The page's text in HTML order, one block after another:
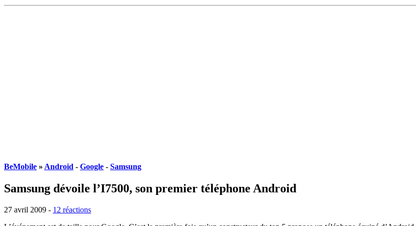
BeMobile » Android - Google - Samsung
Samsung dévoile l’I7500, son premier téléphone Android
27 avril 2009 - 12 réactions